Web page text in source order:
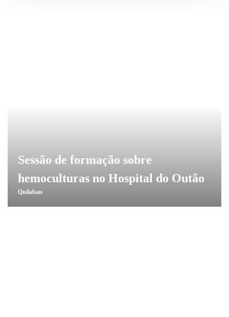
Sessão de formação sobre
hemoculturas no Hospital do Outão
Quilaban